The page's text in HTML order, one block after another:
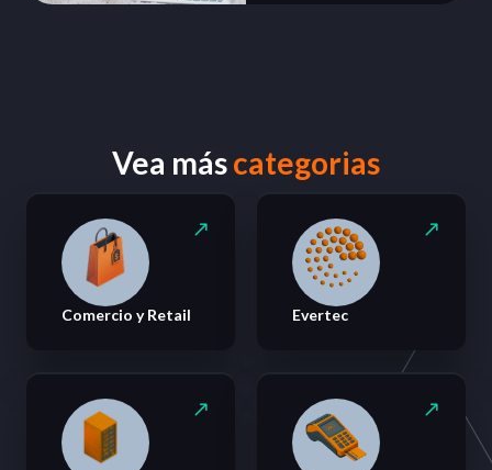
Vea máscategorias
Comercio y Retail Evertec